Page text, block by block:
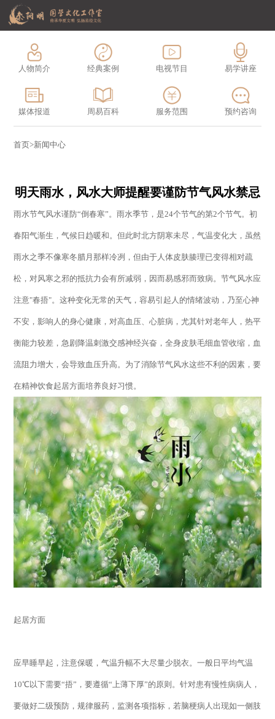
人物简介 经典案例 电视节目 易学讲座
媒体报道 周易百科 服务范围 预约咨询
首页>新闻中心
明天雨水，风水大师提醒要谨防节气风水禁忌
雨水节气风水谨防“倒春寒”。雨水季节，是24个节气的第2个节气。初
春阳气渐生，气候日趋暖和。但此时北方阴寒未尽，气温变化大，虽然
雨水之季不像寒冬腊月那样冷冽，但由于人体皮肤腠理已变得相对疏
松，对风寒之邪的抵抗力会有所减弱，因而易感邪而致病。节气风水应
注意"春捂"。这种变化无常的天气，容易引起人的情绪波动，乃至心神
不安，影响人的身心健康，对高血压、心脏病，尤其针对老年人，热平
衡能力较差，急剧降温刺激交感神经兴奋，全身皮肤毛细血管收缩，血
流阻力增大，会导致血压升高。为了消除节气风水这些不利的因素，要
在精神饮食起居方面培养良好习惯。
起居方面
应早睡早起，注意保暖，气温升幅不大尽量少脱衣。一般日平均气温
10℃以下需要“捂”，要遵循“上薄下厚”的原则。针对患有慢性病病人，
要做好二级预防，规律服药，监测各项指标，若脑梗病人出现如一侧肢